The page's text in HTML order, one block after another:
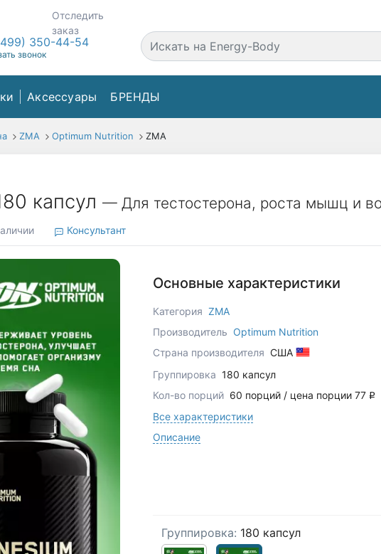
Отследить
заказ
350-44-54
звонок
Аксессуары БРЕНДЫ
ZMA Optimum Nutrition ZMA
капсул — Для тестостерона, роста мышц и
Консультант
Основные характеристики
Категория ZMA
Производитель Optimum Nutrition
Страна производителя США
Группировка 180 капсул
Кол-во порций 60 порций / цена порции 77 q
Все характеристики
Описание
Группировка: 180 капсул